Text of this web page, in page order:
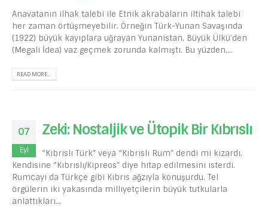
Anavatanın ilhak talebi ile Etnik akrabaların iltihak talebi
her zaman örtüşmeyebilir. Örneğin Türk-Yunan Savaşında
(1922) büyük kayıplara uğrayan Yunanistan, Büyük Ülkü’den
(Megali İdea) vaz geçmek zorunda kalmıştı. Bu yüzden,...
READ MORE...
07
Eyl
Zeki: Nostaljik ve Ütopik Bir Kıbrıslı
“Kıbrıslı Türk” veya “Kıbrıslı Rum” dendi mi kızardı.
Kendisine “Kıbrıslı/Kipreos” diye hitap edilmesini isterdi.
Rumcayı da Türkçe gibi Kıbrıs ağzıyla konuşurdu. Tel
örgülerin iki yakasında milliyetçilerin büyük tutkularla
anlattıkları...